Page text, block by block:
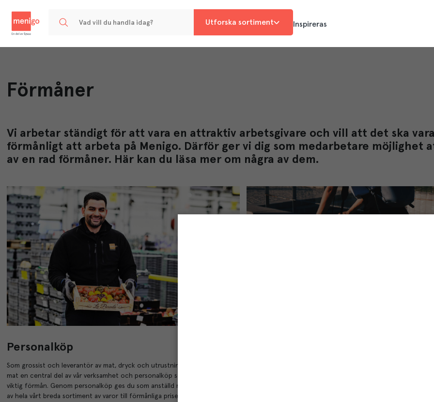
Utforska sortiment Inspireras
Förmåner
Vi arbetar ständigt för att vara en attraktiv arbetsgivare och vill att det ska vara
förmånligt att arbeta på Menigo. Därför ger vi dig som medarbetare möjlighet
av en rad förmåner. Här kan du läsa mer om några av dem.
Personalköp
Som grossist och leverantör av mat, dryck och utrustning är passionen för
mat en central del av vår verksamhet och personalköp ser vi därför som en
viktig förmån. Genom personalköp ges du som anställd möjlighet att ta del
av hela vårt breda sortiment av varor till förmånliga priser. Du har dessutom
köpa en cykel till förmånligt pris på avbetalning. Där hittar